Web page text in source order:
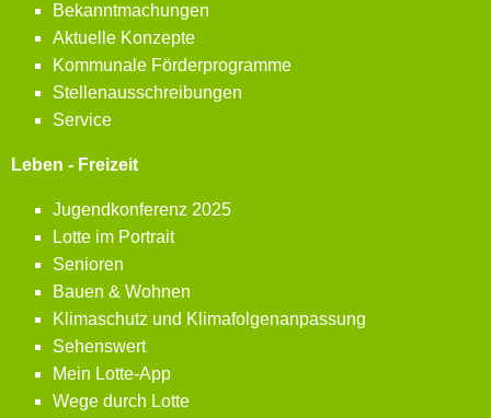
Bekanntmachungen
Aktuelle Konzepte
Kommunale Förderprogramme
Stellenausschreibungen
Service
Leben - Freizeit
Jugendkonferenz 2025
Lotte im Portrait
Senioren
Bauen & Wohnen
Klimaschutz und Klimafolgenanpassung
Sehenswert
Mein Lotte-App
Wege durch Lotte